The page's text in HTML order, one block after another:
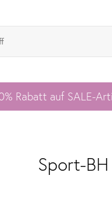
Rabatt auf SALE-
Sport-